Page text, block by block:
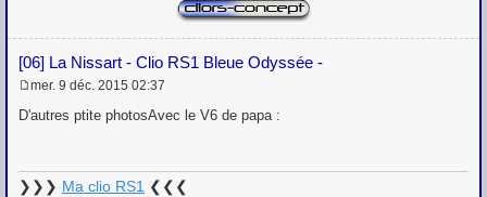
[06] La Nissart - Clio RS1 Bleue Odyssée -
e
g
e
mer. 9 déc. 2015 02:37
D'autres ptite photosAvec le V6 de papa :
❯❯❯ Ma clio RS1 ❮❮❮